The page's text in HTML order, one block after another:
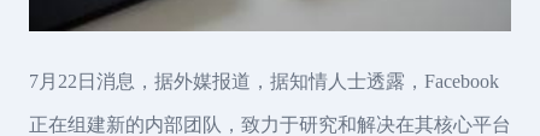
7月22日消息，据外媒报道，据知情人士透露，Facebook
正在组建新的内部团队，致力于研究和解决在其核心平台